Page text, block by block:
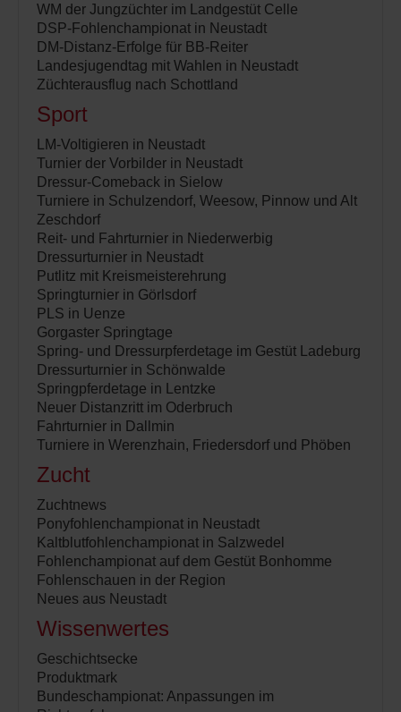
WM der Jungzüchter im Landgestüt Celle
DSP-Fohlenchampionat in Neustadt
DM-Distanz-Erfolge für BB-Reiter
Landesjugendtag mit Wahlen in Neustadt
Züchterausflug nach Schottland
Sport
LM-Voltigieren in Neustadt
Turnier der Vorbilder in Neustadt
Dressur-Comeback in Sielow
Turniere in Schulzendorf, Weesow, Pinnow und Alt
Zeschdorf
Reit- und Fahrturnier in Niederwerbig
Dressurturnier in Neustadt
Putlitz mit Kreismeisterehrung
Springturnier in Görlsdorf
PLS in Uenze
Gorgaster Springtage
Spring- und Dressurpferdetage im Gestüt Ladeburg
Dressurturnier in Schönwalde
Springpferdetage in Lentzke
Neuer Distanzritt im Oderbruch
Fahrturnier in Dallmin
Turniere in Werenzhain, Friedersdorf und Phöben
Zucht
Zuchtnews
Ponyfohlenchampionat in Neustadt
Kaltblutfohlenchampionat in Salzwedel
Fohlenchampionat auf dem Gestüt Bonhomme
Fohlenschauen in der Region
Neues aus Neustadt
Wissenwertes
Geschichtsecke
Produktmark
Bundeschampionat: Anpassungen im